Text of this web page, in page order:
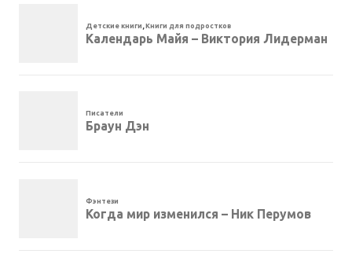
Детские книги ,Книги для подростков
Календарь Майя – Виктория Лидерман
Писатели
Браун Дэн
Фэнтези
Когда мир изменился – Ник Перумов